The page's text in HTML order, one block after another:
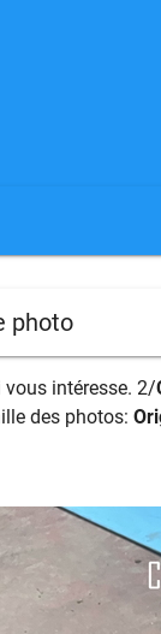
photo
intéresse. 2/
des photos: